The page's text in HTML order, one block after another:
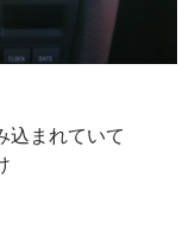
込まれていて